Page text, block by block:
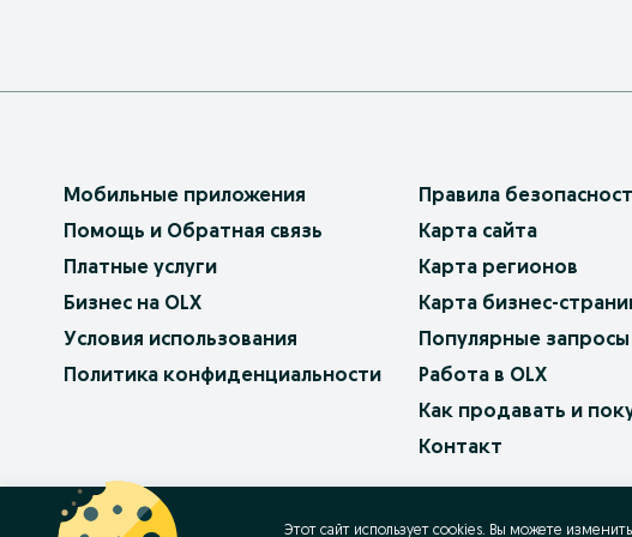
Мобильные приложения
Помощь и Обратная связь
Платные услуги
Бизнес на OLX
Условия использования
Политика конфиденциальности
Правила
Карта сайта
Карта регионов
Карта бизнес-
Популярные запросы
Работа в OLX
Как продавать и
Контакт
OLX.bg
Этот сайт использует cookies. Вы можете